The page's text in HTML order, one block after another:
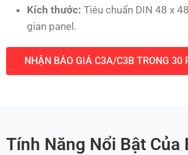
Kích thước: Tiêu chuẩn DIN 48 x
gian panel.
NHẬN BÁO GIÁ C3A/C3B TRONG 30
Tính Năng Nổi Bật